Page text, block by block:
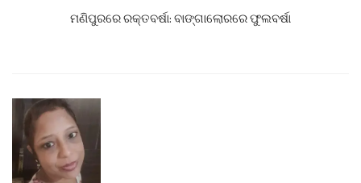
ମଣିପୁରରେ ରକ୍ତବର୍ଷା: ବାଙ୍ଗାଲୋରରେ ଫୁଲବର୍ଷା